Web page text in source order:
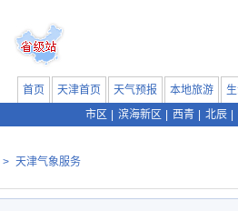
首页 天津首页 天气预报 本地旅游
市区
滨海新区 西青 北辰
> 天津气象服务